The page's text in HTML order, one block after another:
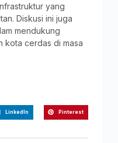
yang
Diskusi ini juga
mendukung
kota cerdas di masa
LinkedIn Pinterest